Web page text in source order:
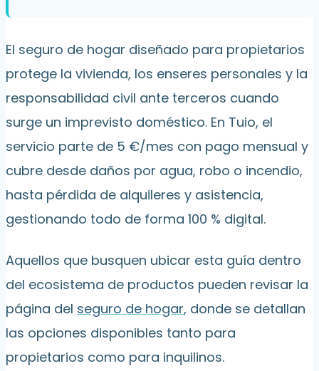
El seguro de hogar diseñado para propietarios
protege la vivienda, los enseres personales y la
responsabilidad civil ante terceros cuando
surge un imprevisto doméstico. En Tuio, el
servicio parte de 5 €/mes con pago mensual y
cubre desde daños por agua, robo o incendio,
hasta pérdida de alquileres y asistencia,
gestionando todo de forma 100 % digital.
Aquellos que busquen ubicar esta guía dentro
del ecosistema de productos pueden revisar la
página del seguro de hogar, donde se detallan
las opciones disponibles tanto para
propietarios como para inquilinos.